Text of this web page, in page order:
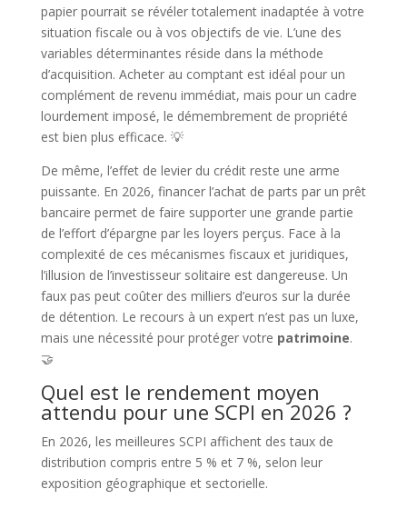
papier pourrait se révéler totalement inadaptée à votre
situation fiscale ou à vos objectifs de vie. L’une des
variables déterminantes réside dans la méthode
d’acquisition. Acheter au comptant est idéal pour un
complément de revenu immédiat, mais pour un cadre
lourdement imposé, le démembrement de propriété
est bien plus efficace. 💡
De même, l’effet de levier du crédit reste une arme
puissante. En 2026, financer l’achat de parts par un prêt
bancaire permet de faire supporter une grande partie
de l’effort d’épargne par les loyers perçus. Face à la
complexité de ces mécanismes fiscaux et juridiques,
l’illusion de l’investisseur solitaire est dangereuse. Un
faux pas peut coûter des milliers d’euros sur la durée
de détention. Le recours à un expert n’est pas un luxe,
mais une nécessité pour protéger votre patrimoine.
🤝
Quel est le rendement moyen
attendu pour une SCPI en 2026 ?
En 2026, les meilleures SCPI affichent des taux de
distribution compris entre 5 % et 7 %, selon leur
exposition géographique et sectorielle.